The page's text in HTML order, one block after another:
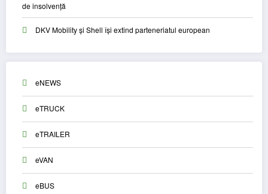
de insolvență
DKV Mobility și Shell își extind parteneriatul european
eNEWS
eTRUCK
eTRAILER
eVAN
eBUS